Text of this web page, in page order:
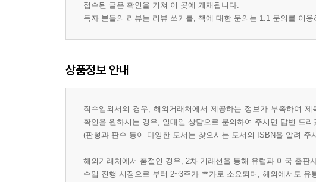
접수된 글은 확인을 거쳐 이 곳에 게재됩니다.
독자 분들의 리뷰는 리뷰 쓰기를, 책에 대한 문의는 1:1 문의를 이용
상품정보 안내
직수입외서의 경우, 해외거래처에서 제공하는 정보가 부족하여
확인을 원하시는 경우, 일대일 상담으로 문의하여 주시면 답변 드리
(판형과 판수 등이 다양한 도서는 찾으시는 도서의 ISBN을 알려
해외거래처에서 품절인 경우, 2차 거래선을 통해 유럽과 미국 출판
수입 진행 시점으로 부터 2~3주가 추가로 소요되며, 해외에서도